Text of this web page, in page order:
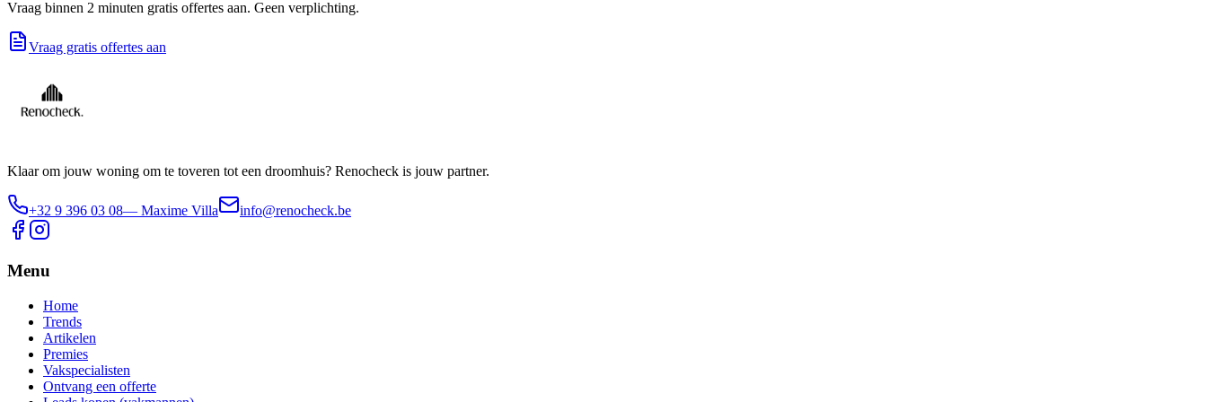
Vraag binnen 2 minuten gratis offertes aan. Geen verplichting.
Vraag gratis offertes aan
Klaar om jouw woning om te toveren tot een droomhuis? Renocheck is jouw partner.
+32 9 396 03 08— Maxime Villa info@renocheck.be
Menu
Home
Trends
Artikelen
Premies
Vakspecialisten
Ontvang een offerte